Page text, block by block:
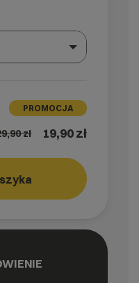
PROMOCJA
zł 19,90 zł
Storage